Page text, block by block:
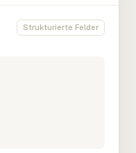
Strukturierte Felder